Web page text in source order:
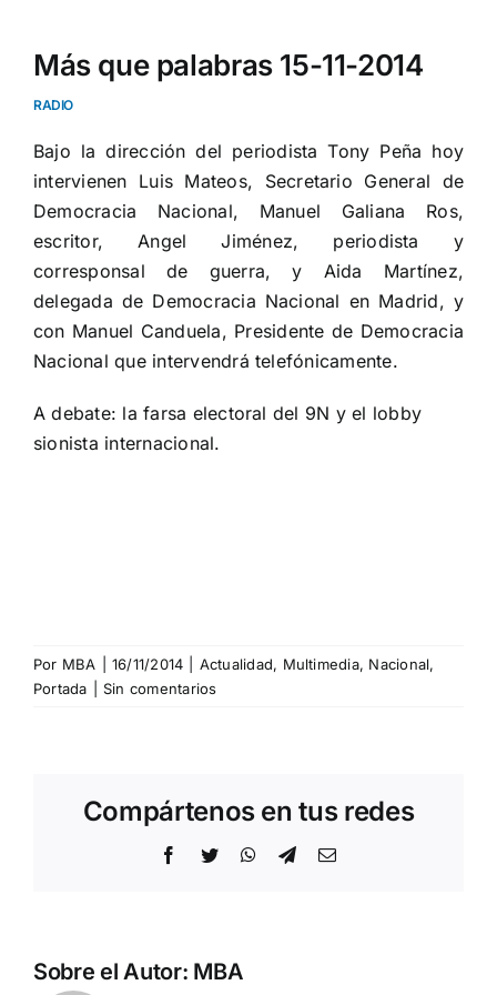
Más que palabras 15-11-2014
RADIO
Bajo la dirección del periodista Tony Peña hoy
intervienen Luis Mateos, Secretario General de
Democracia Nacional, Manuel Galiana Ros,
escritor, Angel Jiménez, periodista y
corresponsal de guerra, y Aida Martínez,
delegada de Democracia Nacional en Madrid, y
con Manuel Canduela, Presidente de Democracia
Nacional que intervendrá telefónicamente.
A debate: la farsa electoral del 9N y el lobby
sionista internacional.
Por MBA 16/11/2014 Actualidad, Multimedia, Nacional,
Portada
Sin comentarios
Compártenos en tus redes
Facebook
Twitter WhatsApp
TelegramCorreo
Sobre el Autor: MBA